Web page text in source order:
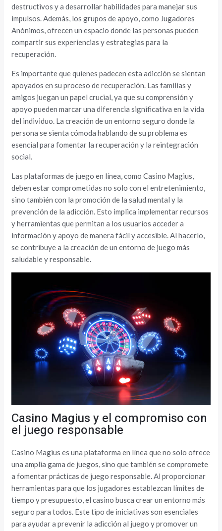
destructivos y a desarrollar habilidades para manejar sus
impulsos. Además, los grupos de apoyo, como Jugadores
Anónimos, ofrecen un espacio donde las personas pueden
compartir sus experiencias y estrategias para la
recuperación.
Es importante que quienes padecen esta adicción se sientan
apoyados en su proceso de recuperación. Las familias y
amigos juegan un papel crucial, ya que su comprensión y
apoyo pueden marcar una diferencia significativa en la vida
del individuo. La creación de un entorno seguro donde la
persona se sienta cómoda hablando de su problema es
esencial para fomentar la recuperación y la reintegración
social.
Las plataformas de juego en línea, como Casino Magius,
deben estar comprometidas no solo con el entretenimiento,
sino también con la promoción de la salud mental y la
prevención de la adicción. Esto implica implementar recursos
y herramientas que permitan a los usuarios acceder a
información y apoyo de manera fácil y accesible. Al hacerlo,
se contribuye a la creación de un entorno de juego más
saludable y responsable.
Casino Magius y el compromiso con
el juego responsable
Casino Magius es una plataforma en línea que no solo ofrece
una amplia gama de juegos, sino que también se compromete
a fomentar prácticas de juego responsable. Al proporcionar
herramientas para que los jugadores establezcan límites de
tiempo y presupuesto, el casino busca crear un entorno más
seguro para todos. Este tipo de iniciativas son esenciales
para ayudar a prevenir la adicción al juego y promover un